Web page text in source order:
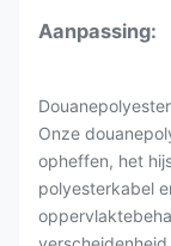
Aanpassing:
Onze
opheffen, het
polyesterkabel